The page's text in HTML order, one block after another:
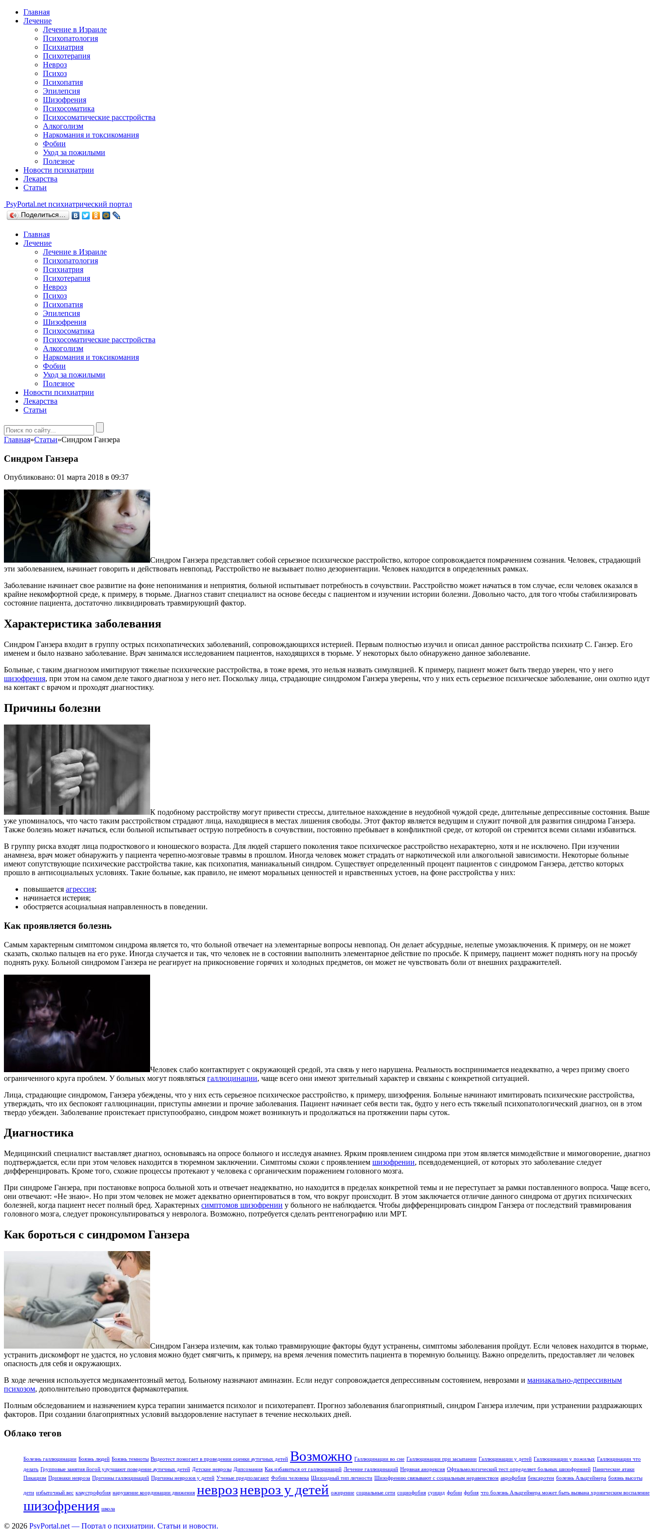
Главная
Лечение
Лечение в Израиле
Психопатология
Психиатрия
Психотерапия
Невроз
Психоз
Психопатия
Эпилепсия
Шизофрения
Психосоматика
Психосоматические расстройства
Алкоголизм
Наркомания и токсикомания
Фобии
Уход за пожилыми
Полезное
Новости психиатрии
Лекарства
Статьи
PsyPortal.net психиатрический портал
Поделиться…
Главная
Лечение
Лечение в Израиле
Психопатология
Психиатрия
Психотерапия
Невроз
Психоз
Психопатия
Эпилепсия
Шизофрения
Психосоматика
Психосоматические расстройства
Алкоголизм
Наркомания и токсикомания
Фобии
Уход за пожилыми
Полезное
Новости психиатрии
Лекарства
Статьи
Главная»Статьи»Синдром Ганзера
Синдром Ганзера
Опубликовано: 01 марта 2018 в 09:37
Синдром Ганзера представляет собой серьезное психическое расстройство, которое сопровождается помрачением сознания. Человек, страдающий
эти заболеванием, начинает говорить и действовать невпопад. Расстройство не вызывает полно дезориентации. Человек находится в определенных рамках.
Заболевание начинает свое развитие на фоне непонимания и неприятия, больной испытывает потребность в сочувствии. Расстройство может начаться в том случае, если человек оказался в
крайне некомфортной среде, к примеру, в тюрьме. Диагноз ставит специалист на основе беседы с пациентом и изучении истории болезни. Довольно часто, для того чтобы стабилизировать
состояние пациента, достаточно ликвидировать травмирующий фактор.
Характеристика заболевания
Синдром Ганзера входит в группу острых психопатических заболеваний, сопровождающихся истерией. Первым полностью изучил и описал данное расстройства психиатр С. Ганзер. Его
именем и было названо заболевание. Врач занимался исследованием пациентов, находящихся в тюрьме. У некоторых было обнаружено данное заболевание.
Больные, с таким диагнозом имитируют тяжелые психические расстройства, в тоже время, это нельзя назвать симуляцией. К примеру, пациент может быть твердо уверен, что у него
шизофрения, при этом на самом деле такого диагноза у него нет. Поскольку лица, страдающие синдромом Ганзера уверены, что у них есть серьезное психическое заболевание, они охотно идут
на контакт с врачом и проходят диагностику.
Причины болезни
К подобному расстройству могут привести стрессы, длительное нахождение в неудобной чуждой среде, длительные депрессивные состояния. Выше
уже упоминалось, что часто таким расстройством страдают лица, находящиеся в местах лишения свободы. Этот фактор является ведущим и служит почвой для развития синдрома Ганзера.
Также болезнь может начаться, если больной испытывает острую потребность в сочувствии, постоянно пребывает в конфликтной среде, от которой он стремится всеми силами избавиться.
В группу риска входят лица подросткового и юношеского возраста. Для людей старшего поколения такое психическое расстройство нехарактерно, хотя и не исключено. При изучении
анамнеза, врач может обнаружить у пациента черепно-мозговые травмы в прошлом. Иногда человек может страдать от наркотической или алкогольной зависимости. Некоторые больные
имеют сопутствующие психические расстройства такие, как психопатия, маниакальный синдром. Существует определенный процент пациентов с синдромом Ганзера, детство которых
прошло в антисоциальных условиях. Такие больные, как правило, не имеют моральных ценностей и нравственных устоев, на фоне расстройства у них:
повышается агрессия;
начинается истерия;
обостряется асоциальная направленность в поведении.
Как проявляется болезнь
Самым характерным симптомом синдрома является то, что больной отвечает на элементарные вопросы невпопад. Он делает абсурдные, нелепые умозаключения. К примеру, он не может
сказать, сколько пальцев на его руке. Иногда случается и так, что человек не в состоянии выполнить элементарное действие по просьбе. К примеру, пациент может поднять ногу на просьбу
поднять руку. Больной синдромом Ганзера не реагирует на прикосновение горячих и холодных предметов, он может не чувствовать боли от внешних раздражителей.
Человек слабо контактирует с окружающей средой, эта связь у него нарушена. Реальность воспринимается неадекватно, а через призму своего
ограниченного круга проблем. У больных могут появляться галлюцинации, чаще всего они имеют зрительный характер и связаны с конкретной ситуацией.
Лица, страдающие синдромом, Ганзера убеждены, что у них есть серьезное психическое расстройство, к примеру, шизофрения. Больные начинают имитировать психические расстройства,
утверждать, что их беспокоят галлюцинации, приступы амнезии и прочие заболевания. Пациент начинает себя вести так, будто у него есть тяжелый психопатологический диагноз, он в этом
твердо убежден. Заболевание проистекает приступообразно, синдром может возникнуть и продолжаться на протяжении пары суток.
Диагностика
Медицинский специалист выставляет диагноз, основываясь на опросе больного и исследуя анамнез. Ярким проявлением синдрома при этом является мимодействие и мимоговорение, диагноз
подтверждается, если при этом человек находится в тюремном заключении. Симптомы схожи с проявлением шизофрении, псевдодеменцией, от которых это заболевание следует
дифференцировать. Кроме того, схожие процессы протекают у человека с органическим поражением головного мозга.
При синдроме Ганзера, при постановке вопроса больной хоть и отвечает неадекватно, но находится в пределах конкретной темы и не переступает за рамки поставленного вопроса. Чаще всего,
они отвечают: «Не знаю». Но при этом человек не может адекватно ориентироваться в том, что вокруг происходит. В этом заключается отличие данного синдрома от других психических
болезней, когда пациент несет полный бред. Характерных симптомов шизофрении у больного не наблюдается. Чтобы дифференцировать синдром Ганзера от последствий травмирования
головного мозга, следует проконсультироваться у невролога. Возможно, потребуется сделать рентгенографию или МРТ.
Как бороться с синдромом Ганзера
Синдром Ганзера излечим, как только травмирующие факторы будут устранены, симптомы заболевания пройдут. Если человек находится в тюрьме,
устранить дискомфорт не удастся, но условия можно будет смягчить, к примеру, на время лечения поместить пациента в тюремную больницу. Важно определить, предоставляет ли человек
опасность для себя и окружающих.
В ходе лечения используется медикаментозный метод. Больному назначают аминазин. Если недуг сопровождается депрессивным состоянием, неврозами и маниакально-депрессивным
психозом, дополнительно проводится фармакотерапия.
Полным обследованием и назначением курса терапии занимается психолог и психотерапевт. Прогноз заболевания благоприятный, синдром Ганзера излечим, при устранении раздражающих
факторов. При создании благоприятных условий выздоровление наступает в течение нескольких дней.
Облако тегов
Болезнь галлюцинации Боязнь людей Боязнь темноты Видеотест помогает в проведении оценки аутичных детей Возможно Галлюцинации во сне Галлюцинации при засыпании Галлюцинации у детей Галлюцинации у пожилых Галлюцинации что
делать Групповые занятия йогой улучшают поведение аутичных детей Детские неврозы Дипсомания Как избавиться от галлюцинаций Лечение галлюцинаций Нервная анорексия Офтальмологический тест определяет больных шизофренией Панические атаки
Пикацизм Признаки невроза Причины галлюцинаций Причины неврозов у детей Ученые предполагают Фобии человека Шизоидный тип личности Шизофрению связывают с социальным неравенством акрофобия бексаротен болезнь Альцгеймера боязнь высоты
дети избыточный вес клаустрофобия нарушение координации движения неврозневроз у детей ожирение социальные сети социофобия суицид фобии фобия что болезнь Альцгеймера может быть вызвана хроническим воспаление
шизофрения школа
© 2026 PsyPortal.net — Портал о психиатрии. Статьи и новости.